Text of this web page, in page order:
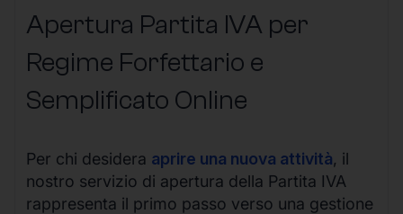
Apertura Partita IVA per
Regime Forfettario e
Semplificato Online
Per chi desidera aprire una nuova attività, il
nostro servizio di apertura della Partita IVA
rappresenta il primo passo verso una gestione